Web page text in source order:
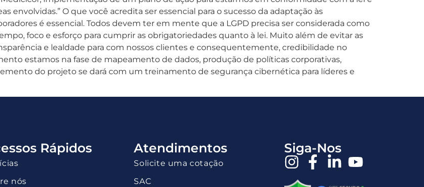
envolvidas.” O que você acredita ser essencial para o sucesso da adaptação às
é essencial. Todos devem ter em mente que a LGPD precisa ser considerada como
foco e esforço para cumprir as obrigatoriedades quanto à lei. Muito além de evitar as
e lealdade para com nossos clientes e consequentemente, credibilidade no
estamos na fase de mapeamento de dados, produção de políticas corporativas,
do projeto se dará com um treinamento de segurança cibernética para líderes e
Rápidos
nós
Atendimentos
Solicite uma cotação
SAC
Siga-Nos